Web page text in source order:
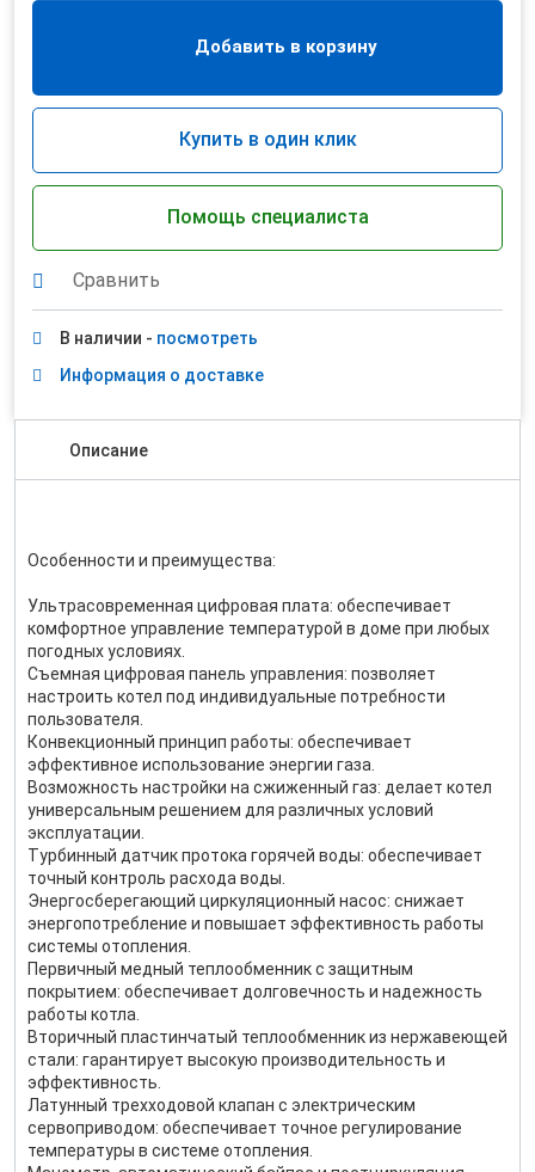
Добавить в корзину
Купить в один клик
Помощь специалиста
Сравнить
В наличии - посмотреть
Информация о доставке
Описание
Особенности и преимущества:
Ультрасовременная цифровая плата: обеспечивает
комфортное управление температурой в доме при любых
погодных условиях.
Съемная цифровая панель управления: позволяет
настроить котел под индивидуальные потребности
пользователя.
Конвекционный принцип работы: обеспечивает
эффективное использование энергии газа.
Возможность настройки на сжиженный газ: делает котел
универсальным решением для различных условий
эксплуатации.
Турбинный датчик протока горячей воды: обеспечивает
точный контроль расхода воды.
Энергосберегающий циркуляционный насос: снижает
энергопотребление и повышает эффективность работы
системы отопления.
Первичный медный теплообменник с защитным
покрытием: обеспечивает долговечность и надежность
работы котла.
Вторичный пластинчатый теплообменник из нержавеющей
стали: гарантирует высокую производительность и
эффективность.
Латунный трехходовой клапан с электрическим
сервоприводом: обеспечивает точное регулирование
температуры в системе отопления.